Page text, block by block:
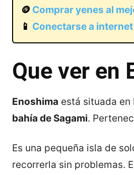
🪙 Comprar yenes al
📱 Conectarse a
Que ver en
Enoshima está situada en
bahía de Sagami.
Es una pequeña isla de
recorrerla sin problemas.